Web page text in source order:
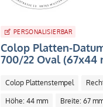
PERSONALISIERBAR
Colop Platten-
700/22 Oval (67x44
Colop Plattenstempel
Höhe: 44 mm Breite: 67